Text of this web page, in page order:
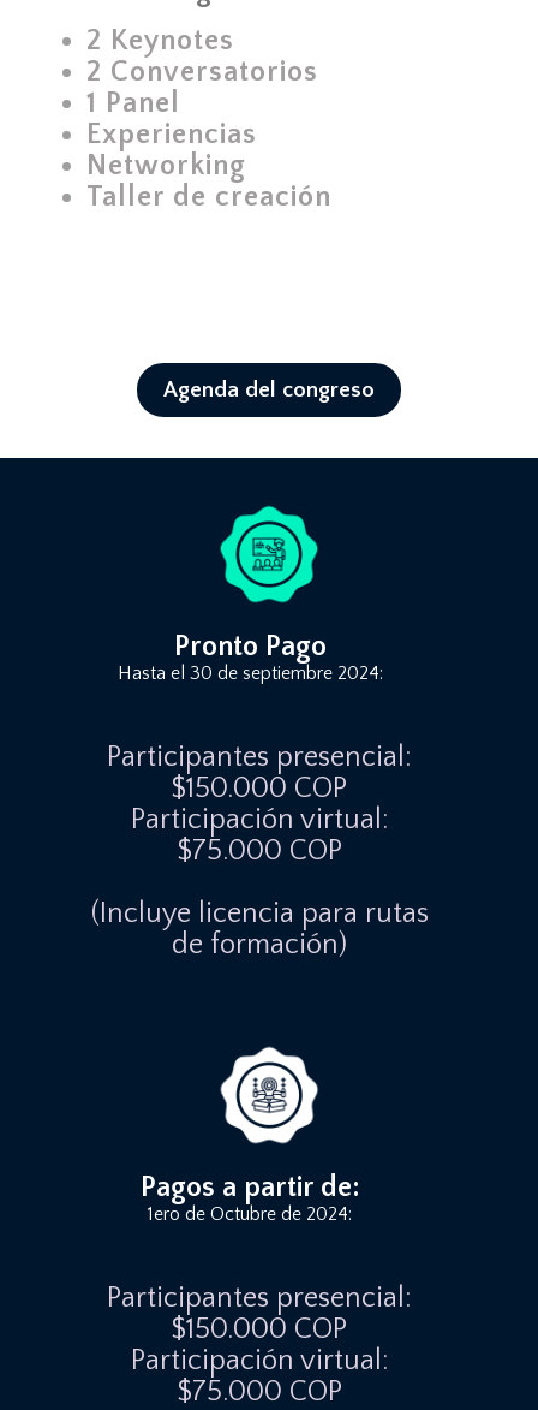
2 Keynotes
2 Conversatorios
1 Panel
Experiencias
Networking
Taller de creación
Agenda del congreso
Pronto Pago
Hasta el 30 de septiembre 2024:
Participantes presencial:
$150.000 COP
Participación virtual:
$75.000 COP
(Incluye licencia para rutas
de formación)
Pagos a partir de:
1ero de Octubre de 2024:
Participantes presencial:
$150.000 COP
Participación virtual:
$75.000 COP